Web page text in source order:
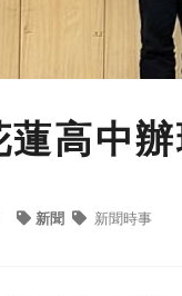
高中
新聞 新聞時事